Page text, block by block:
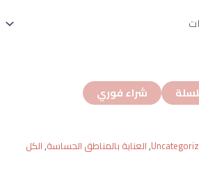
شراء فوري
,العناية بالمناطق الحساسة,الكل